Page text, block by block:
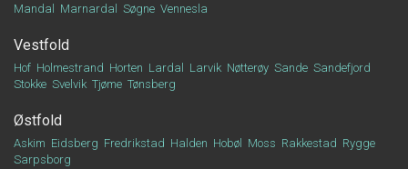
Mandal
Marnardal Søgne Vennesla
Vestfold
Hof Holmestrand Horten Lardal Larvik Nøtterøy Sande Sandefjord
Stokke Svelvik Tjøme Tønsberg
Østfold
Askim Eidsberg Fredrikstad Halden Hobøl Moss Rakkestad Rygge
Sarpsborg